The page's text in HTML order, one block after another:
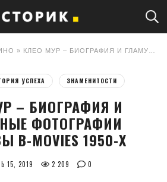
» КЛЕО МУР – БИОГРАФИЯ И ГЛАМУРНЫЕ ФОТОГРАФИИ КОРОЛЕВЫ B-MOVIES 1950-Х
УСПЕХА ЗНАМЕНИТОСТИ
– БИОГРАФИЯ И
ФОТОГРАФИИ
B-MOVIES 1950-Х
15, 2019 2 209 0